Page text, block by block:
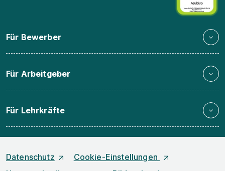
Für Bewerber
Für Arbeitgeber
Für Lehrkräfte
Datenschutz
Cookie-Einstellungen